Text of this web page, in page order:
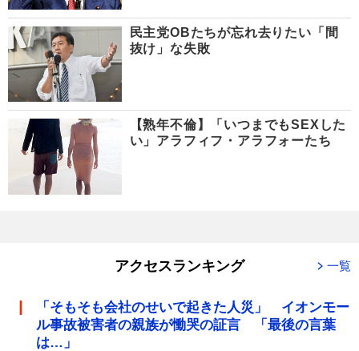
民主党OBたちが忘れ去りたい「間
抜け」な失敗
【熟年不倫】「いつまでもSEXした
い」アラフィフ・アラフォーたち
アクセスランキング 一覧
「そもそも会社のせいで起きた人災」 イオンモー
ル事故被害者の親族が慟哭の証言 「最後の言葉
は…」